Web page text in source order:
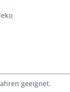
geeignet.